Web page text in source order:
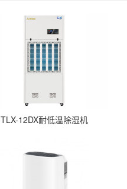
TLX-12DX耐低温除湿机